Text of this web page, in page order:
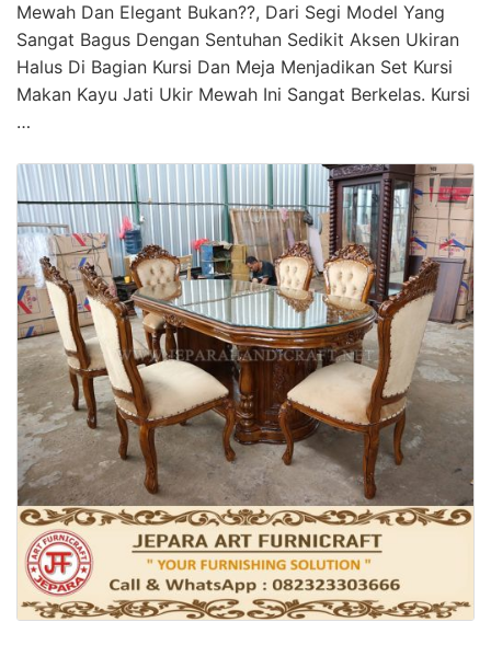
Mewah Dan Elegant Bukan??, Dari Segi Model Yang
Sangat Bagus Dengan Sentuhan Sedikit Aksen Ukiran
Halus Di Bagian Kursi Dan Meja Menjadikan Set Kursi
Makan Kayu Jati Ukir Mewah Ini Sangat Berkelas. Kursi
…